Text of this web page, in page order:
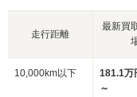
走行距離
最新買
10,000km以下
181.1万
～